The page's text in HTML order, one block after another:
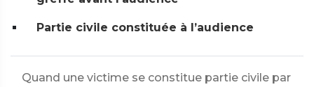
Partie civile constituée à l’audience
Quand une victime se constitue partie civile par